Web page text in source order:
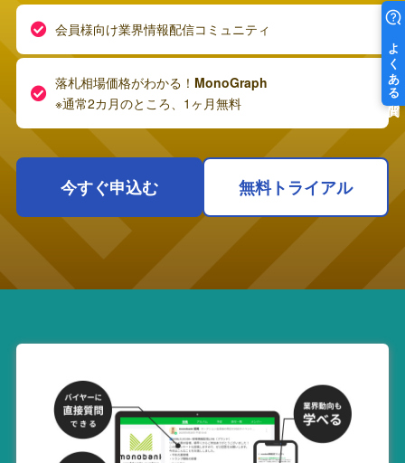
会員様向け業界情報配信コミュニティ
落札相場価格がわかる！ MonoGraph
※通常2カ月のところ、1ヶ月無料
今すぐ申込む 無料トライアル